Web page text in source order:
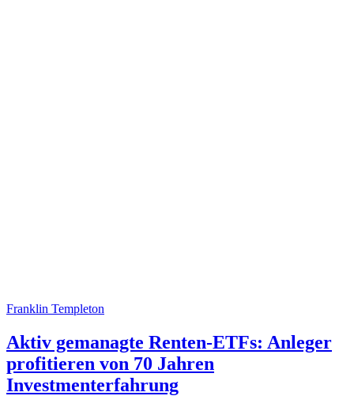
Franklin Templeton
Aktiv gemanagte Renten-ETFs: Anleger
profitieren von 70 Jahren
Investmenterfahrung